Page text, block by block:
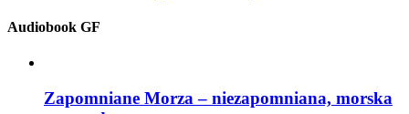
Audiobook GF
Zapomniane Morza – niezapomniana, morska